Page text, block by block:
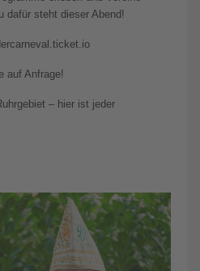
dafür steht dieser Abend!
auf Anfrage!
– hier ist jeder